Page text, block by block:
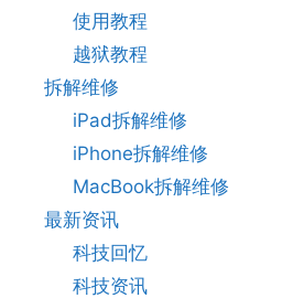
使用教程
越狱教程
拆解维修
iPad拆解维修
iPhone拆解维修
MacBook拆解维修
最新资讯
科技回忆
科技资讯